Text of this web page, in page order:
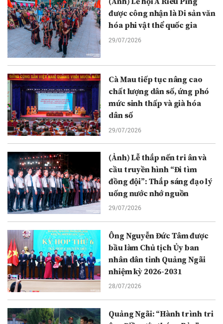
được công nhận là Di sản văn
hóa phi vật thể quốc gia
29/07/2026
Cà Mau tiếp tục nâng cao
chất lượng dân số, ứng phó
mức sinh thấp và già hóa
dân số
29/07/2026
(Ảnh) Lễ thắp nến tri ân và
cầu truyền hình “Đi tìm
đồng đội”: Thắp sáng đạo lý
uống nước nhớ nguồn
29/07/2026
Ông Nguyễn Đức Tâm được
bầu làm Chủ tịch Ủy ban
nhân dân tỉnh Quảng Ngãi
nhiệm kỳ 2026-2031
28/07/2026
Quảng Ngãi: “Hành trình tri